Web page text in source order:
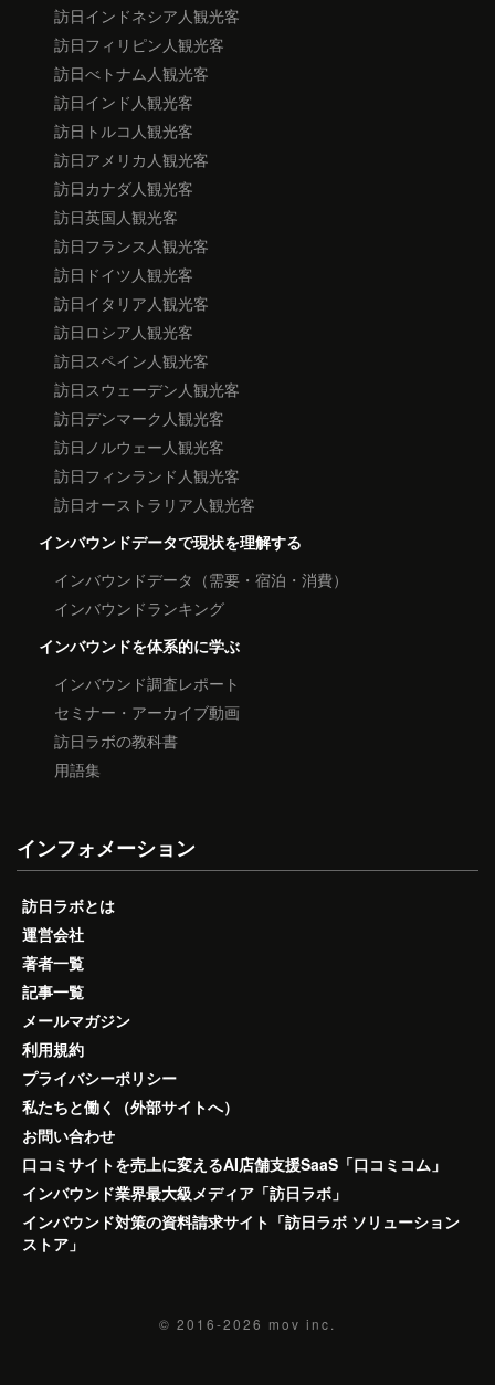
訪日インドネシア人観光客
訪日フィリピン人観光客
訪日べトナム人観光客
訪日インド人観光客
訪日トルコ人観光客
訪日アメリカ人観光客
訪日カナダ人観光客
訪日英国人観光客
訪日フランス人観光客
訪日ドイツ人観光客
訪日イタリア人観光客
訪日ロシア人観光客
訪日スペイン人観光客
訪日スウェーデン人観光客
訪日デンマーク人観光客
訪日ノルウェー人観光客
訪日フィンランド人観光客
訪日オーストラリア人観光客
インバウンドデータで現状を理解する
インバウンドデータ（需要・宿泊・消費）
インバウンドランキング
インバウンドを体系的に学ぶ
インバウンド調査レポート
セミナー・アーカイブ動画
訪日ラボの教科書
用語集
インフォメーション
訪日ラボとは
運営会社
著者一覧
記事一覧
メールマガジン
利用規約
プライバシーポリシー
私たちと働く（外部サイトへ）
お問い合わせ
口コミサイトを売上に変えるAI店舗支援SaaS「口コミコム」
インバウンド業界最大級メディア「訪日ラボ」
インバウンド対策の資料請求サイト「訪日ラボ ソリューション
ストア」
© 2016-2026 mov inc.